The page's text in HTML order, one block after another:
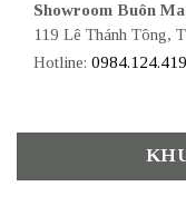
Showroom Buôn
119 Lê Thánh Tông,
Hotline: 0984.124.419